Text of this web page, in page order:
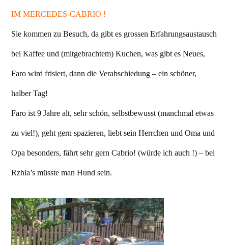
IM MERCEDES-CABRIO !
Sie kommen zu Besuch, da gibt es grossen Erfahrungsaustausch
bei Kaffee und (mitgebrachtem) Kuchen, was gibt es Neues,
Faro wird frisiert, dann die Verabschiedung – ein schöner,
halber Tag!
Faro ist 9 Jahre alt, sehr schön, selbstbewusst (manchmal etwas
zu viel!), geht gern spazieren, liebt sein Herrchen und Oma und
Opa besonders, fährt sehr gern Cabrio! (würde ich auch !) – bei
Rzhia’s müsste man Hund sein.